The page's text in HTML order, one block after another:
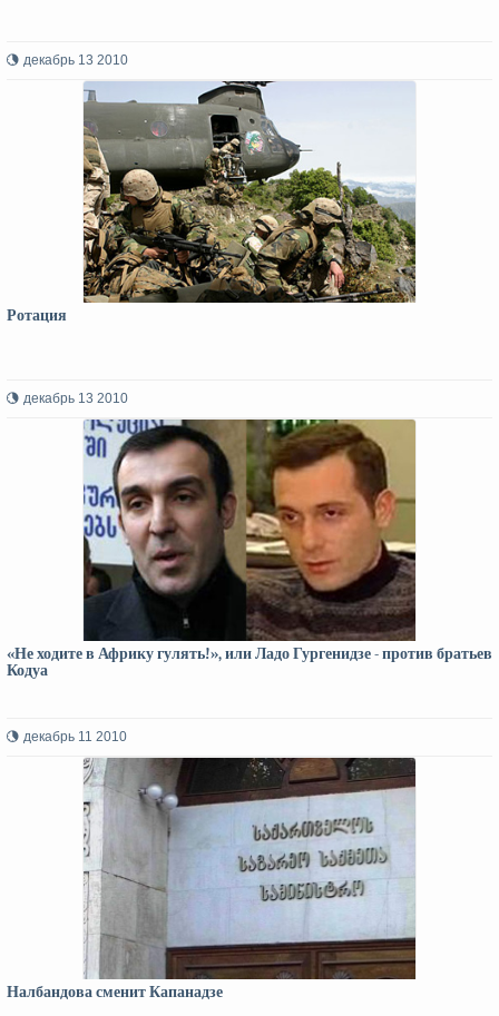
декабрь 13 2010
Ротация
декабрь 13 2010
«Не ходите в Африку гулять!», или Ладо Гургенидзе - против братьев
Кодуа
декабрь 11 2010
Налбандова сменит Капанадзе